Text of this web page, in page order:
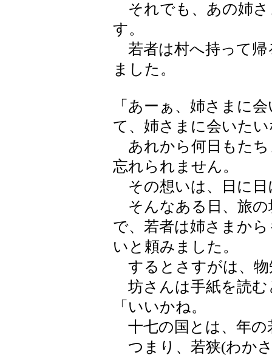
それでも、あの姉さ
す。
若者は村へ持って帰
ました。
「あーぁ、姉さまに
て、姉さまに会いた
あれから何日もたち
忘れられません。
その想いは、日に日
そんなある日、旅の
で、若者は姉さまか
いと頼みました。
するとさすがは、物
坊さんは手紙を読む
「いいかね。
十七の国とは、年の
つまり、若狭(わか